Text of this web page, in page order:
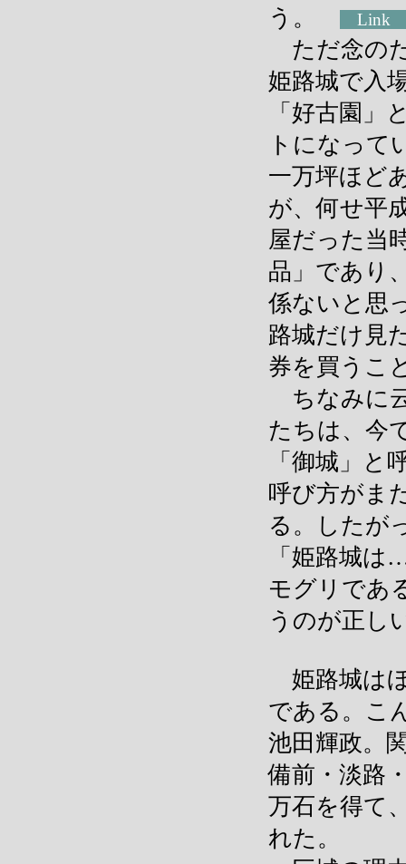
う。
ただ念の
姫路城で入
「好古園」
トになって
一万坪ほど
が、何せ平
屋だった当
品」であり
係ないと思
路城だけ見
券を買うこ
ちなみに
たちは、今
「御城」と
呼び方がま
る。したが
「姫路城
モグリであ
うのが正し
姫路城は
である。こ
池田輝政。
備前・淡路
万石を得て
れた。